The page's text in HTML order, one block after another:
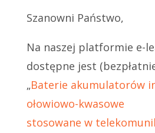
Szanowni Państwo,
Na naszej platformie e-
dostępne jest
„Baterie akumulatorów
ołowiowo-kwasowe
stosowane w